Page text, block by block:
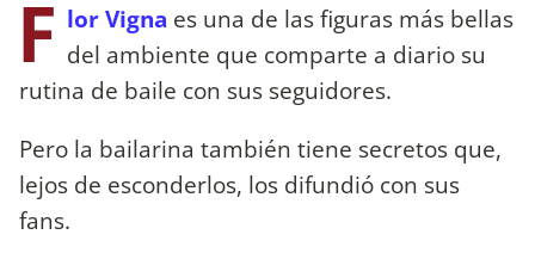
F lor Vigna es una de las figuras más bellas
del ambiente que comparte a diario su
rutina de baile con sus seguidores.
Pero la bailarina también tiene secretos que,
lejos de esconderlos, los difundió con sus
fans.